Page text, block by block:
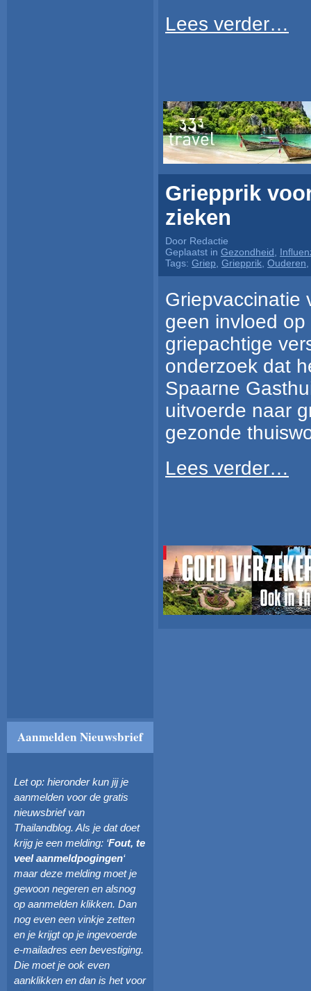
Aanmelden Nieuwsbrief
Let op: hieronder kun jij je
aanmelden voor de gratis
nieuwsbrief van
Thailandblog. Als je dat doet
krijg je een melding: ‘Fout, te
veel aanmeldpogingen‘
maar deze melding moet je
gewoon negeren en alsnog
op aanmelden klikken. Dan
nog even een vinkje zetten
en je krijgt op je ingevoerde
e-mailadres een bevestiging.
Die moet je ook even
aanklikken en dan is het voor
Lees verder…
Griepprik
zieken
Door Redactie
Geplaatst in Gezondheid
Tags: Griep Griepprik Ouderen
Griepvaccinatie
geen invloed
griepachtige
onderzoek dat
Spaarne
uitvoerde naar
gezonde
Lees verder…